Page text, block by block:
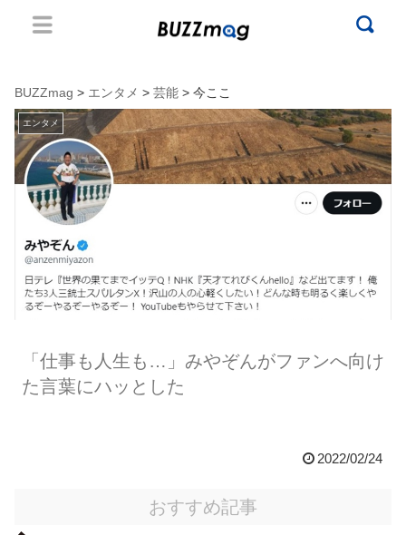
BUZZmag > エンタメ > 芸能 > 今ここ
エンタメ
「仕事も人生も…」みやぞんがファンへ向け
た言葉にハッとした
2022/02/24
おすすめ記事